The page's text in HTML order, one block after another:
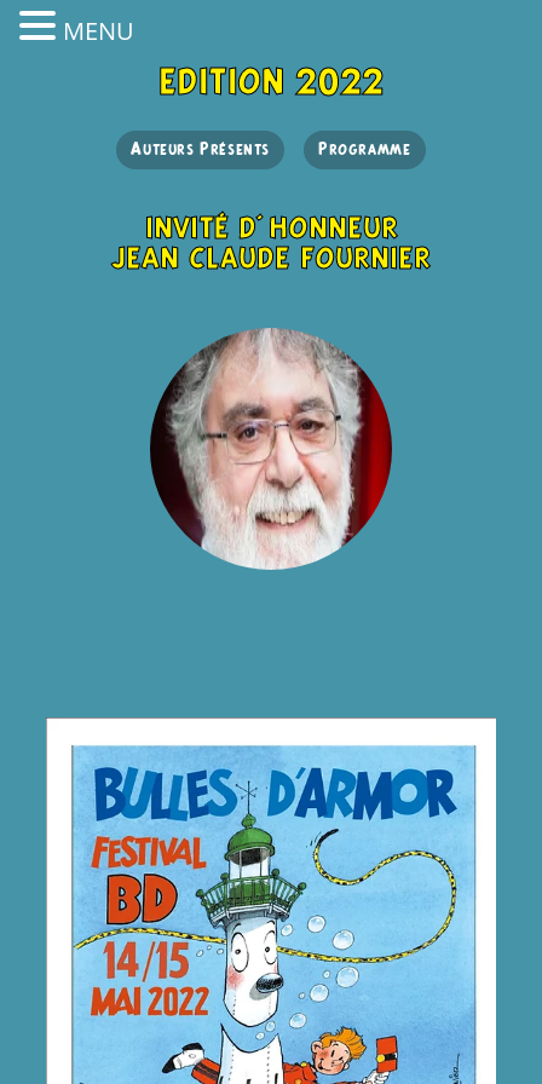
edition 2022
Auteurs Présents Programme
invité d'honneur
jean claude fournier
MENU